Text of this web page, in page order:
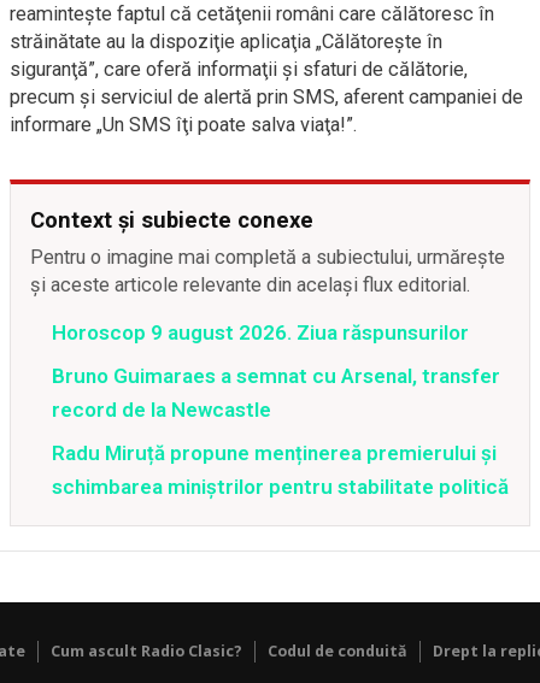
reaminteşte faptul că cetăţenii români care călătoresc în
străinătate au la dispoziţie aplicaţia „Călătoreşte în
siguranţă”, care oferă informaţii şi sfaturi de călătorie,
precum şi serviciul de alertă prin SMS, aferent campaniei de
informare „Un SMS îţi poate salva viaţa!”.
Context și subiecte conexe
Pentru o imagine mai completă a subiectului, urmărește
și aceste articole relevante din același flux editorial.
Horoscop 9 august 2026. Ziua răspunsurilor
Bruno Guimaraes a semnat cu Arsenal, transfer
record de la Newcastle
Radu Miruță propune menținerea premierului și
schimbarea miniștrilor pentru stabilitate politică
Cum ascult Radio Clasic? Codul de conduită Drept la